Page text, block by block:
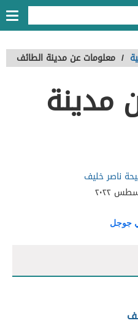
/ معلومات عن مدينة الطائف
مدينة
ناصر خليف
جوجل